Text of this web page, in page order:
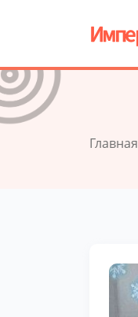
Главная